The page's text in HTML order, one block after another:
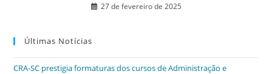
27 de fevereiro de 2025
Últimas Notícias
CRA-SC prestigia formaturas dos cursos de Administração e